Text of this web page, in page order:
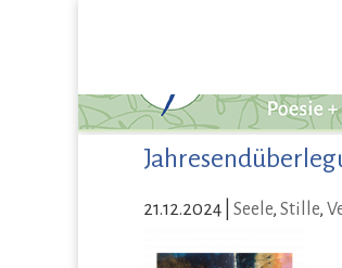
21.12.2024 Seele, Stille,